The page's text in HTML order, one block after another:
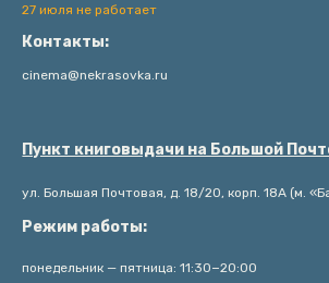
27 июля не работает
Контакты:
cinema@nekrasovka.ru
Пункт книговыдачи на Большой
ул. Большая Почтовая, д. 18/20, корп. 18А (м.
Режим работы:
понедельник — пятница: 11:30−20:00